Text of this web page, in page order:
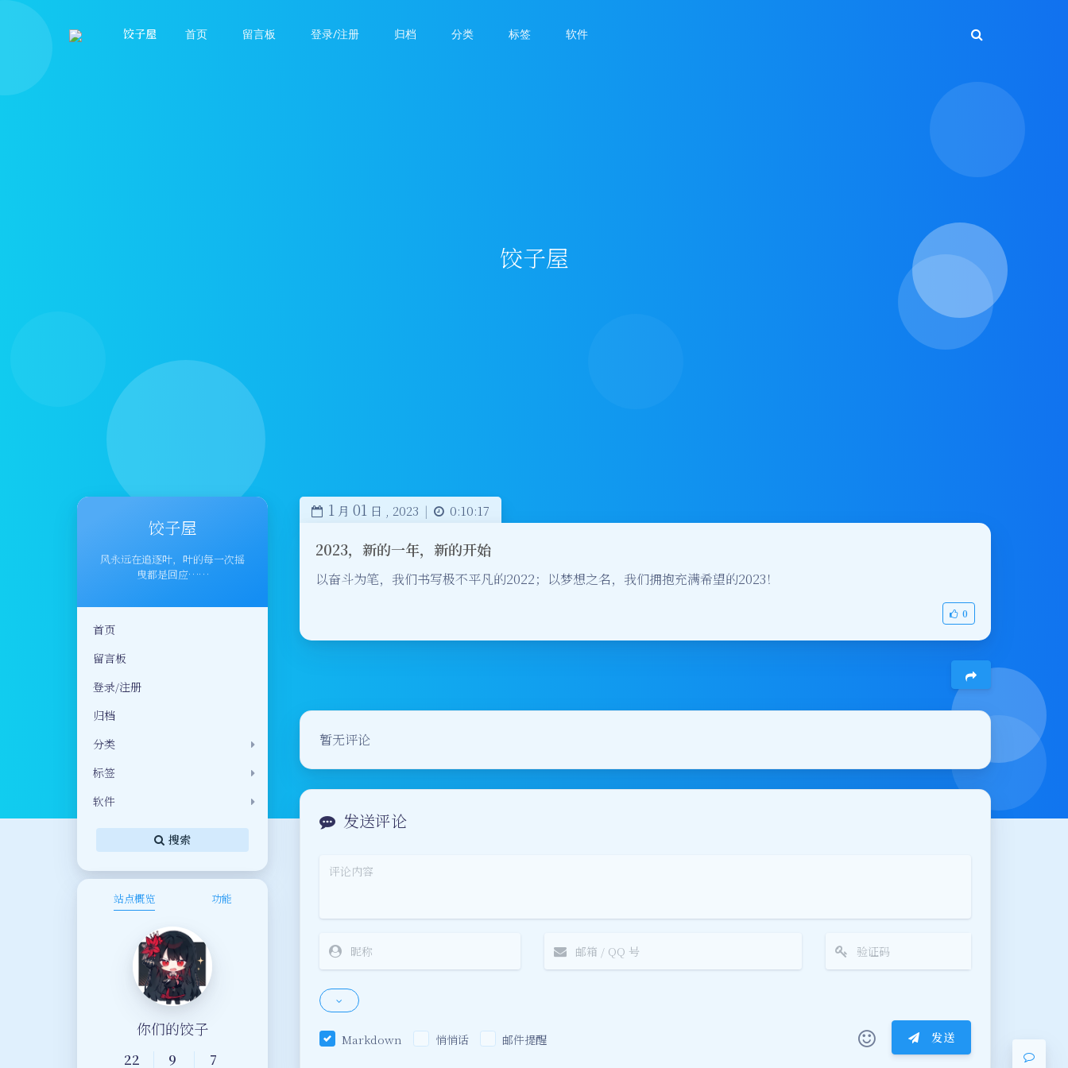
饺子屋 首页 留言板 登录/注册 归档 分类 标签 软件
饺子屋
饺子屋
风永远在追逐叶，叶的每一次摇
曳都是回应……
首页
留言板
登录/注册
归档
分类
标签
软件
搜索
站点概览 功能
你们的饺子
22 9 7
1 月 01 日 , 2023 | 0:10:17
2023，新的一年，新的开始
以奋斗为笔，我们书写极不平凡的2022；以梦想之名，我们拥抱充满希望的2023！
0
豆
暂无评论
发送评论
Markdown 悄悄话 邮件提醒 发送